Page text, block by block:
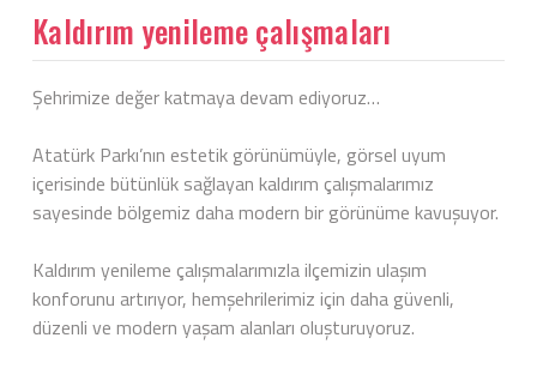
Kaldırım yenileme çalışmaları
Şehrimize değer katmaya devam ediyoruz…
Atatürk Parkı’nın estetik görünümüyle, görsel uyum
içerisinde bütünlük sağlayan kaldırım çalışmalarımız
sayesinde bölgemiz daha modern bir görünüme kavuşuyor.
Kaldırım yenileme çalışmalarımızla ilçemizin ulaşım
konforunu artırıyor, hemşehrilerimiz için daha güvenli,
düzenli ve modern yaşam alanları oluşturuyoruz.